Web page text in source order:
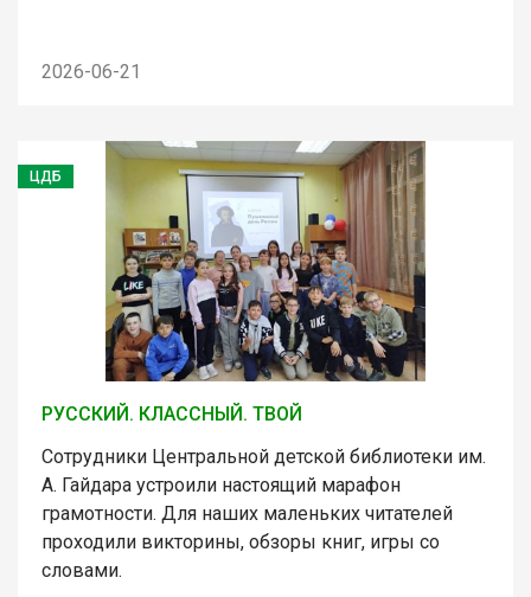
2026-06-21
ЦДБ
РУССКИЙ. КЛАССНЫЙ. ТВОЙ
Сотрудники Центральной детской библиотеки им.
А. Гайдара устроили настоящий марафон
грамотности. Для наших маленьких читателей
проходили викторины, обзоры книг, игры со
словами.